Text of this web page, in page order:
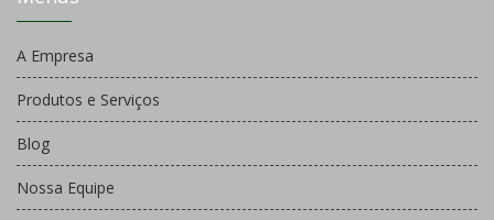
A Empresa
Produtos e Serviços
Blog
Nossa Equipe